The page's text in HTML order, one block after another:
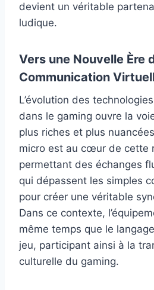
devient un véritable
ludique.
Vers une Nouvelle Ère
Communication
L’évolution des
dans le gaming ouvre la
plus riches et plus
micro est au cœur de cette
permettant des échanges
qui dépassent les simples
pour créer une véritable
Dans ce contexte,
même temps que le
jeu, participant ainsi à la
culturelle du gaming.